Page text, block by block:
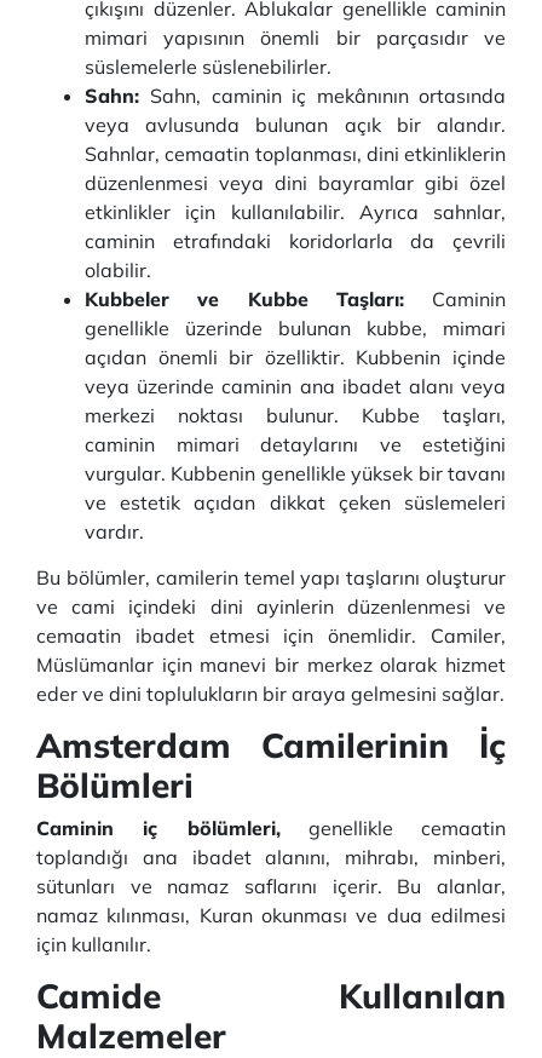
çıkışını düzenler. Ablukalar genellikle caminin
mimari yapısının önemli bir parçasıdır ve
süslemelerle süslenebilirler.
Sahn: Sahn, caminin iç mekânının ortasında
veya avlusunda bulunan açık bir alandır.
Sahnlar, cemaatin toplanması, dini etkinliklerin
düzenlenmesi veya dini bayramlar gibi özel
etkinlikler için kullanılabilir. Ayrıca sahnlar,
caminin etrafındaki koridorlarla da çevrili
olabilir.
Kubbeler ve Kubbe Taşları: Caminin
genellikle üzerinde bulunan kubbe, mimari
açıdan önemli bir özelliktir. Kubbenin içinde
veya üzerinde caminin ana ibadet alanı veya
merkezi noktası bulunur. Kubbe taşları,
caminin mimari detaylarını ve estetiğini
vurgular. Kubbenin genellikle yüksek bir tavanı
ve estetik açıdan dikkat çeken süslemeleri
vardır.
Bu bölümler, camilerin temel yapı taşlarını oluşturur
ve cami içindeki dini ayinlerin düzenlenmesi ve
cemaatin ibadet etmesi için önemlidir. Camiler,
Müslümanlar için manevi bir merkez olarak hizmet
eder ve dini toplulukların bir araya gelmesini sağlar.
Amsterdam Camilerinin İç
Bölümleri
Caminin iç bölümleri,genellikle cemaatin
toplandığı ana ibadet alanını, mihrabı, minberi,
sütunları ve namaz saflarını içerir. Bu alanlar,
namaz kılınması, Kuran okunması ve dua edilmesi
için kullanılır.
Camide Kullanılan
Malzemeler